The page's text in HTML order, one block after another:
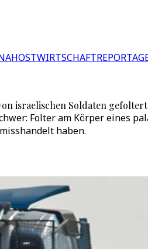
WIRTSCHAFT
israelischen Soldaten gefoltert
Folter am Körper eines
haben.